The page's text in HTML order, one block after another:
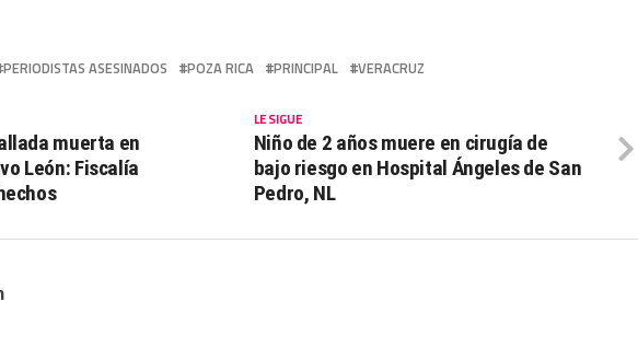
PERIODISTAS ASESINADOS POZA RICA PRINCIPAL VERACRUZ
LE SIGUE
Niño de 2 años muere en cirugía de
bajo riesgo en Hospital Ángeles de San
Pedro, NL
muerta en
León: Fiscalía